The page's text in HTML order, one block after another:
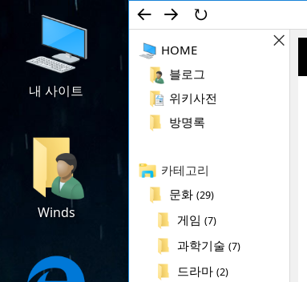
내 사이트
Winds
다운로드
위키사전
← → ↻
컨텐츠로 건너뛰기
HOME
블로그
위키사전
방명록
카테고리
문화 (29)
게임 (7)
과학기술 (7)
드라마 (2)